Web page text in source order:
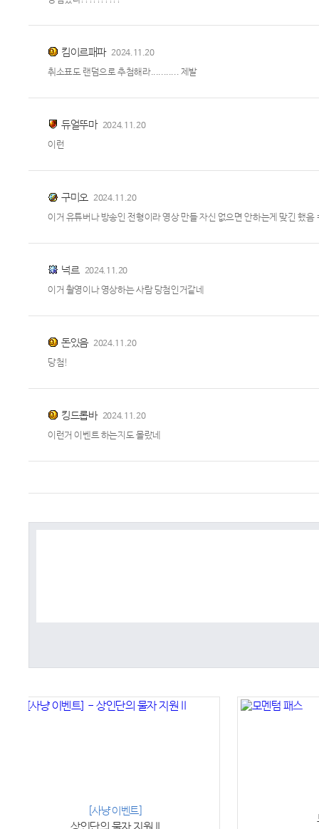
킴이르패파 2024.11.20
취소표도 랜덤으로 추첨해라........... 제발
듀얼뚜마 2024.11.20
이런
구미오 2024.11.20
이거 유튜버나 방송인 전형이라 영상 만들 자신 없으면 안하는게 맞긴 했음
넉르 2024.11.20
이거 촬영이나 영상하는 사람 당첨인거같네
돈있음 2024.11.20
당첨!
킹드롭바 2024.11.20
이런거 이벤트 하는지도 몰랐네
모멘텀 패스